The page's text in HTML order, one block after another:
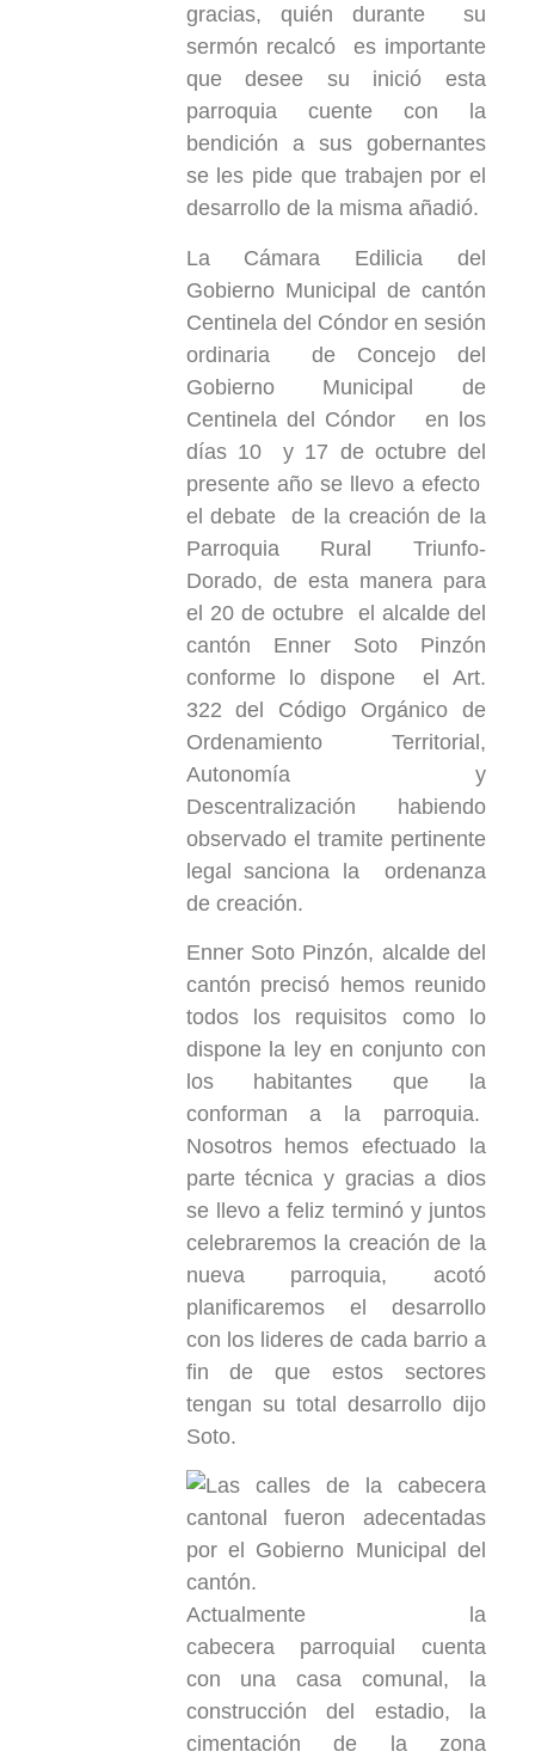
gracias, quién durante su
sermón recalcó es importante
que desee su inició esta
parroquia cuente con la
bendición a sus gobernantes
se les pide que trabajen por el
desarrollo de la misma añadió.
La Cámara Edilicia del
Gobierno Municipal de cantón
Centinela del Cóndor en sesión
ordinaria de Concejo del
Gobierno Municipal de
Centinela del Cóndor en los
días 10 y 17 de octubre del
presente año se llevo a efecto
el debate de la creación de la
Parroquia Rural Triunfo-
Dorado, de esta manera para
el 20 de octubre el alcalde del
cantón Enner Soto Pinzón
conforme lo dispone el Art.
322 del Código Orgánico de
Ordenamiento Territorial,
Autonomía y
Descentralización habiendo
observado el tramite pertinente
legal sanciona la ordenanza
de creación.
Enner Soto Pinzón, alcalde del
cantón precisó hemos reunido
todos los requisitos como lo
dispone la ley en conjunto con
los habitantes que la
conforman a la parroquia.
Nosotros hemos efectuado la
parte técnica y gracias a dios
se llevo a feliz terminó y juntos
celebraremos la creación de la
nueva parroquia, acotó
planificaremos el desarrollo
con los lideres de cada barrio a
fin de que estos sectores
tengan su total desarrollo dijo
Soto.
Actualmente la
cabecera parroquial cuenta
con una casa comunal, la
construcción del estadio, la
cimentación de la zona